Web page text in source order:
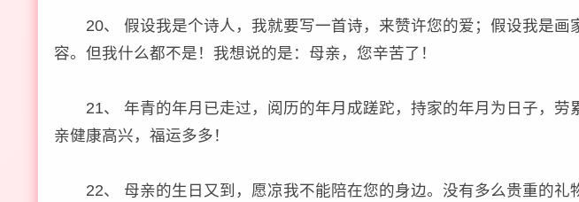
20、 假设我是个诗人，我就要写一首诗，来赞许您的爱；假设我是画
容。但我什么都不是！我想说的是：母亲，您辛苦了！
21、 年青的年月已走过，阅历的年月成蹉跎，持家的年月为日子，劳
亲健康高兴，福运多多！
22、 母亲的生日又到，愿凉我不能陪在您的身边。没有多么贵重的礼